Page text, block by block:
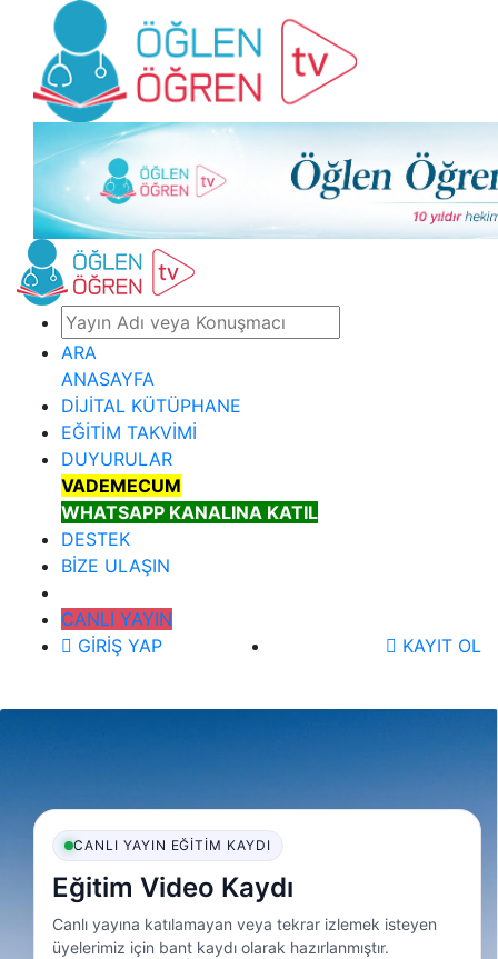
ARA
ANASAYFA
DİJİTAL KÜTÜPHANE
EĞİTİM TAKVİMİ
DUYURULAR
VADEMECUM
WHATSAPP KANALINA KATIL
DESTEK
BİZE ULAŞIN
CANLI YAYIN
GİRİŞ YAP
KAYIT OL
CANLI YAYIN EĞITIM KAYDI
Eğitim Video Kaydı
Canlı yayına katılamayan veya tekrar izlemek isteyen
üyelerimiz için bant kaydı olarak hazırlanmıştır.